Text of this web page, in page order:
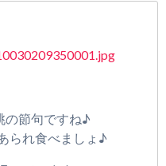
の節句ですね♪
られ食べましょ♪